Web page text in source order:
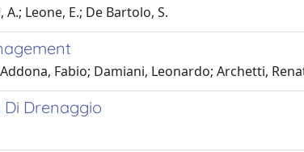
Leone, E.; De Bartolo, S.
Fabio; Damiani, Leonardo; Archetti,
Di Drenaggio